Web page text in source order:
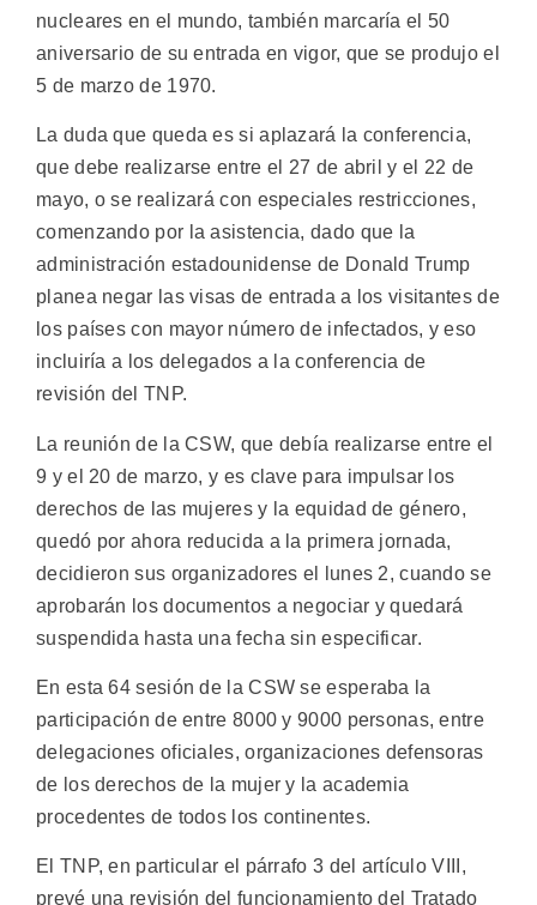
nucleares en el mundo, también marcaría el 50
aniversario de su entrada en vigor, que se produjo el
5 de marzo de 1970.
La duda que queda es si aplazará la conferencia,
que debe realizarse entre el 27 de abril y el 22 de
mayo, o se realizará con especiales restricciones,
comenzando por la asistencia, dado que la
administración estadounidense de Donald Trump
planea negar las visas de entrada a los visitantes de
los países con mayor número de infectados, y eso
incluiría a los delegados a la conferencia de
revisión del TNP.
La reunión de la CSW, que debía realizarse entre el
9 y el 20 de marzo, y es clave para impulsar los
derechos de las mujeres y la equidad de género,
quedó por ahora reducida a la primera jornada,
decidieron sus organizadores el lunes 2, cuando se
aprobarán los documentos a negociar y quedará
suspendida hasta una fecha sin especificar.
En esta 64 sesión de la CSW se esperaba la
participación de entre 8000 y 9000 personas, entre
delegaciones oficiales, organizaciones defensoras
de los derechos de la mujer y la academia
procedentes de todos los continentes.
El TNP, en particular el párrafo 3 del artículo VIII,
prevé una revisión del funcionamiento del Tratado